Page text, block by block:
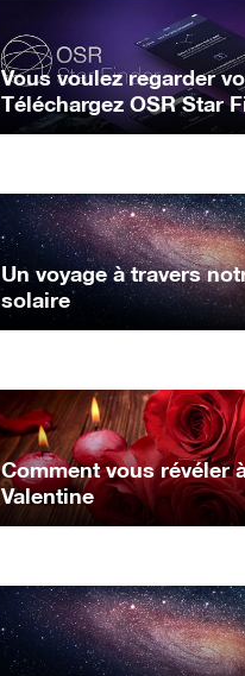
Vous voulez regarder
Téléchargez OSR Star
Un voyage à travers
solaire
Comment vous révéler
Valentine